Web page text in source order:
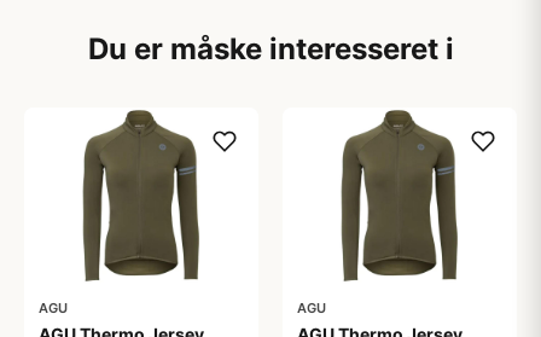
Du er måske interesseret i
AGU AGU